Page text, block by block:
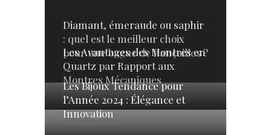
Diamant, émeraude ou saphir
: quel est le meilleur choix
pour une bague de fiançailles ?
Les Avantages des Montres en
Quartz par Rapport aux
Montres Mécaniques
Les Bijoux Tendance pour
l’Année 2024 : Élégance et
Innovation